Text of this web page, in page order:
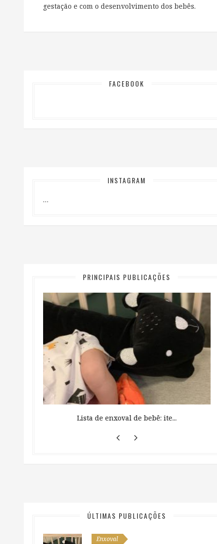
gestação e com o desenvolvimento dos bebês.
FACEBOOK
INSTAGRAM
…
PRINCIPAIS PUBLICAÇÕES
Lista de enxoval de bebê: ite...
ÚLTIMAS PUBLICAÇÕES
Enxoval